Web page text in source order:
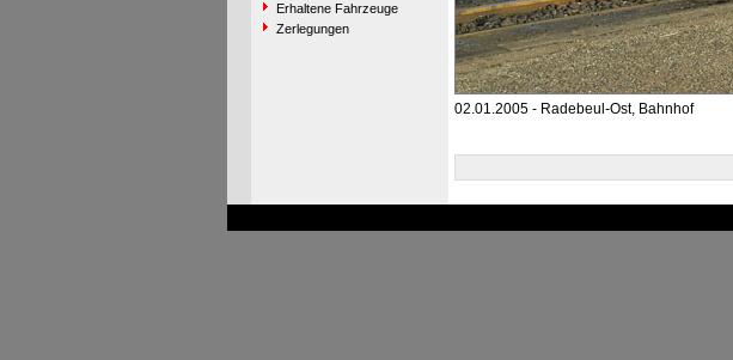
Erhaltene Fahrzeuge
Zerlegungen
02.01.2005 - Radebeul-Ost, Bahnhof